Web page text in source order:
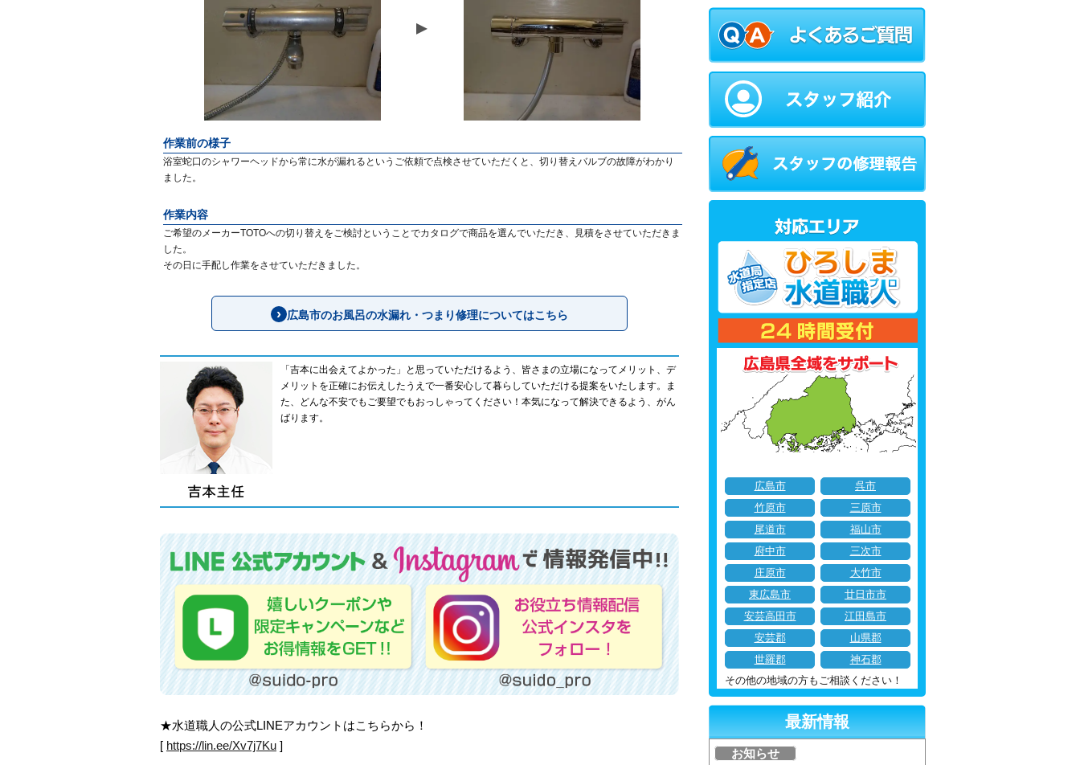
作業前の様子
浴室蛇口のシャワーヘッドから常に水が漏れるというご依頼で点検させていただくと、切り替えバルブの故障がわかり
ました。
作業内容
ご希望のメーカーTOTOへの切り替えをご検討ということでカタログで商品を選んでいただき、見積をさせていただきま
した。
その日に手配し作業をさせていただきました。
広島市のお風呂の水漏れ・つまり修理についてはこちら
「吉本に出会えてよかった」と思っていただけるよう、皆さまの立場になってメリット、デ
メリットを正確にお伝えしたうえで一番安心して暮らしていただける提案をいたします。ま
た、どんな不安でもご要望でもおっしゃってください！本気になって解決できるよう、がん
ばります。
★水道職人の公式LINEアカウントはこちらから！
[ https://lin.ee/Xv7j7Ku ]
広島市
呉市
竹原市
三原市
尾道市
福山市
府中市
三次市
庄原市
大竹市
東広島市
廿日市市
安芸高田市
江田島市
安芸郡
山県郡
世羅郡
神石郡
その他の地域の方もご相談ください！
最新情報
お知らせ